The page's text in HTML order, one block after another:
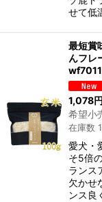
せて低
最短賞
んフレ
1,078円
希望小
在庫数
愛犬・
そ5倍
ランス
欠かせ
ンス良